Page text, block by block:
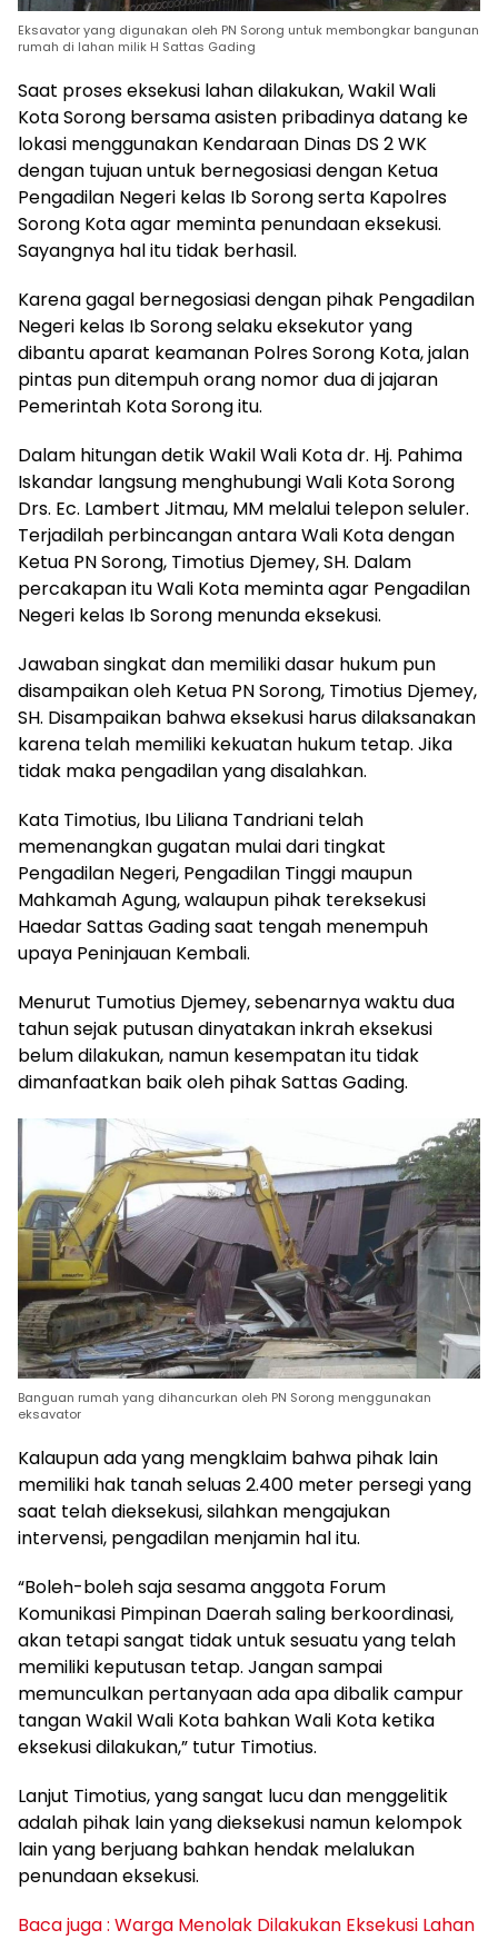
Eksavator yang digunakan oleh PN Sorong untuk membongkar bangunan
rumah di lahan milik H Sattas Gading
Saat proses eksekusi lahan dilakukan, Wakil Wali
Kota Sorong bersama asisten pribadinya datang ke
lokasi menggunakan Kendaraan Dinas DS 2 WK
dengan tujuan untuk bernegosiasi dengan Ketua
Pengadilan Negeri kelas Ib Sorong serta Kapolres
Sorong Kota agar meminta penundaan eksekusi.
Sayangnya hal itu tidak berhasil.
Karena gagal bernegosiasi dengan pihak Pengadilan
Negeri kelas Ib Sorong selaku eksekutor yang
dibantu aparat keamanan Polres Sorong Kota, jalan
pintas pun ditempuh orang nomor dua di jajaran
Pemerintah Kota Sorong itu.
Dalam hitungan detik Wakil Wali Kota dr. Hj. Pahima
Iskandar langsung menghubungi Wali Kota Sorong
Drs. Ec. Lambert Jitmau, MM melalui telepon seluler.
Terjadilah perbincangan antara Wali Kota dengan
Ketua PN Sorong, Timotius Djemey, SH. Dalam
percakapan itu Wali Kota meminta agar Pengadilan
Negeri kelas Ib Sorong menunda eksekusi.
Jawaban singkat dan memiliki dasar hukum pun
disampaikan oleh Ketua PN Sorong, Timotius Djemey,
SH. Disampaikan bahwa eksekusi harus dilaksanakan
karena telah memiliki kekuatan hukum tetap. Jika
tidak maka pengadilan yang disalahkan.
Kata Timotius, Ibu Liliana Tandriani telah
memenangkan gugatan mulai dari tingkat
Pengadilan Negeri, Pengadilan Tinggi maupun
Mahkamah Agung, walaupun pihak tereksekusi
Haedar Sattas Gading saat tengah menempuh
upaya Peninjauan Kembali.
Menurut Tumotius Djemey, sebenarnya waktu dua
tahun sejak putusan dinyatakan inkrah eksekusi
belum dilakukan, namun kesempatan itu tidak
dimanfaatkan baik oleh pihak Sattas Gading.
Banguan rumah yang dihancurkan oleh PN Sorong menggunakan
eksavator
Kalaupun ada yang mengklaim bahwa pihak lain
memiliki hak tanah seluas 2.400 meter persegi yang
saat telah dieksekusi, silahkan mengajukan
intervensi, pengadilan menjamin hal itu.
“Boleh-boleh saja sesama anggota Forum
Komunikasi Pimpinan Daerah saling berkoordinasi,
akan tetapi sangat tidak untuk sesuatu yang telah
memiliki keputusan tetap. Jangan sampai
memunculkan pertanyaan ada apa dibalik campur
tangan Wakil Wali Kota bahkan Wali Kota ketika
eksekusi dilakukan,” tutur Timotius.
Lanjut Timotius, yang sangat lucu dan menggelitik
adalah pihak lain yang dieksekusi namun kelompok
lain yang berjuang bahkan hendak melalukan
penundaan eksekusi.
Baca juga : Warga Menolak Dilakukan Eksekusi Lahan